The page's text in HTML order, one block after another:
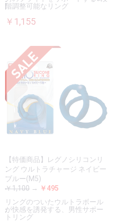
階調整可能なリング
￥1,155
【特価商品】レグノシリコンリ
ング ウルトラチャージ ネイビー
ブルー(M5)
￥1,100 → ￥495
リングのついたウルトラボール
が快感を誘発する、男性サポー
トリング